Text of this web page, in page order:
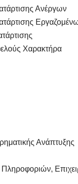
Ανέργων
Χαρακτήρα
Ανάπτυξης
Πληροφοριών,